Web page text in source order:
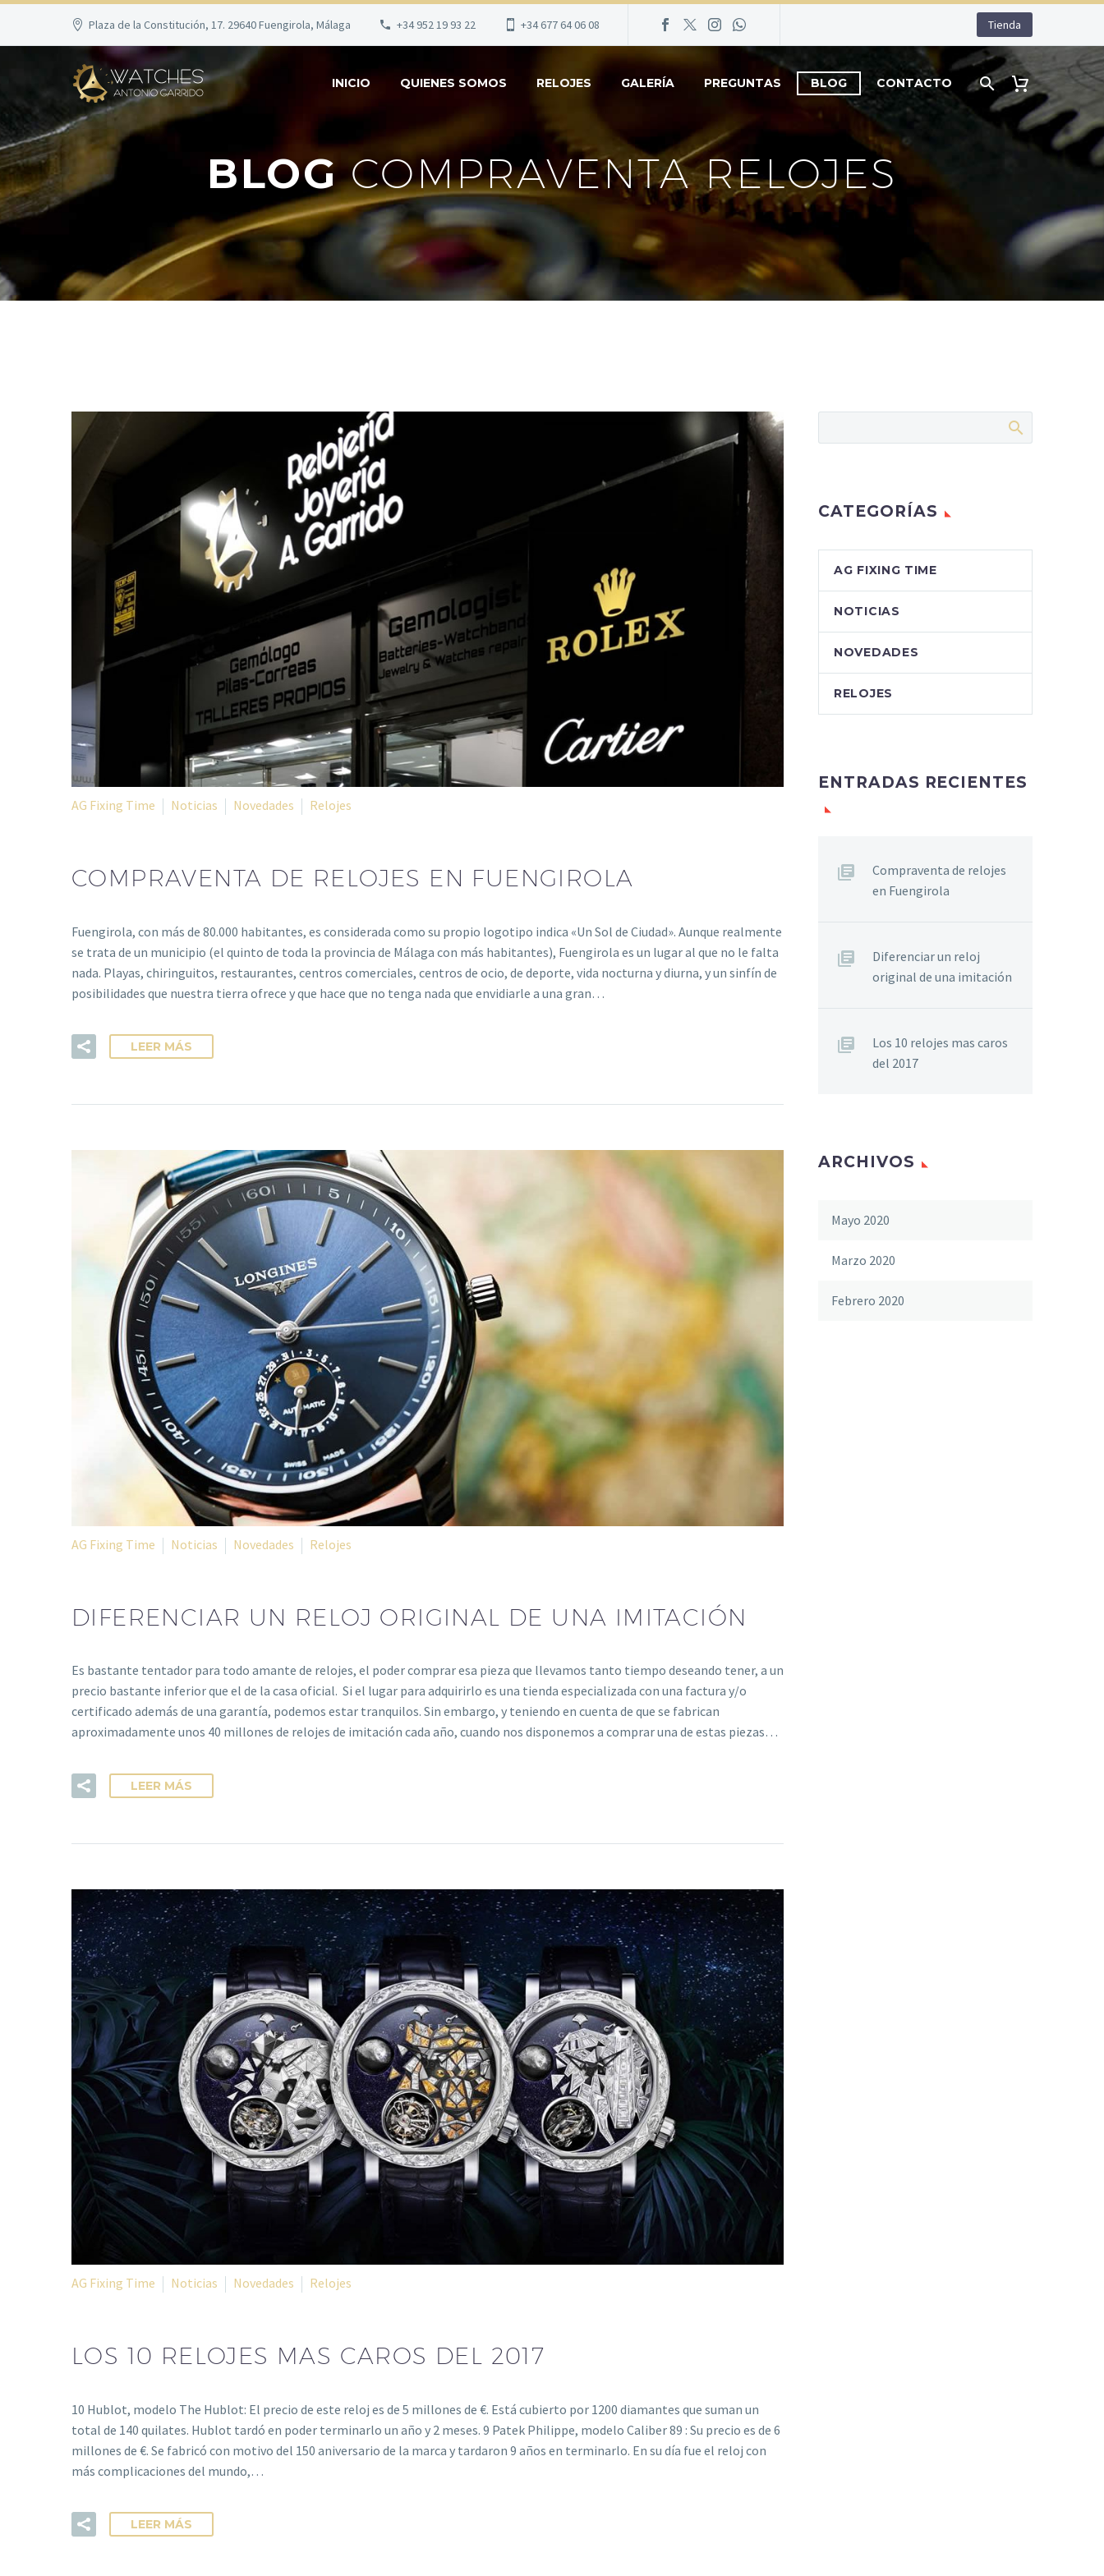
Plaza de la Constitución, 17. 29640 Fuengirola, Málaga +34 952 19 93 22 +34 677 64 06 08 Tienda
INICIO QUIENES SOMOS RELOJES GALERÍA PREGUNTAS BLOG CONTACTO
BLOGCOMPRAVENTA RELOJES
AG Fixing Time Noticias Novedades Relojes
COMPRAVENTA DE RELOJES EN FUENGIROLA
Fuengirola, con más de 80.000 habitantes, es considerada como su propio logotipo indica «Un Sol de Ciudad». Aunque realmente
se trata de un municipio (el quinto de toda la provincia de Málaga con más habitantes), Fuengirola es un lugar al que no le falta
nada. Playas, chiringuitos, restaurantes, centros comerciales, centros de ocio, de deporte, vida nocturna y diurna, y un sinfín de
posibilidades que nuestra tierra ofrece y que hace que no tenga nada que envidiarle a una gran…
LEER MÁS
AG Fixing Time Noticias Novedades Relojes
DIFERENCIAR UN RELOJ ORIGINAL DE UNA IMITACIÓN
Es bastante tentador para todo amante de relojes, el poder comprar esa pieza que llevamos tanto tiempo deseando tener, a un
precio bastante inferior que el de la casa oficial. Si el lugar para adquirirlo es una tienda especializada con una factura y/o
certificado además de una garantía, podemos estar tranquilos. Sin embargo, y teniendo en cuenta de que se fabrican
aproximadamente unos 40 millones de relojes de imitación cada año, cuando nos disponemos a comprar una de estas piezas…
LEER MÁS
AG Fixing Time Noticias Novedades Relojes
LOS 10 RELOJES MAS CAROS DEL 2017
10 Hublot, modelo The Hublot: El precio de este reloj es de 5 millones de €. Está cubierto por 1200 diamantes que suman un
total de 140 quilates. Hublot tardó en poder terminarlo un año y 2 meses. 9 Patek Philippe, modelo Caliber 89 : Su precio es de 6
millones de €. Se fabricó con motivo del 150 aniversario de la marca y tardaron 9 años en terminarlo. En su día fue el reloj con
más complicaciones del mundo,…
LEER MÁS
CATEGORÍAS
AG FIXING TIME
NOTICIAS
NOVEDADES
RELOJES
ENTRADAS RECIENTES
Compraventa de relojes
en Fuengirola
Diferenciar un reloj
original de una imitación
Los 10 relojes mas caros
del 2017
ARCHIVOS
Mayo 2020
Marzo 2020
Febrero 2020